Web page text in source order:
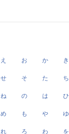
え お か き
せ そ た ち
ね の は ひ
め も や ゆ
れ ろ わ を